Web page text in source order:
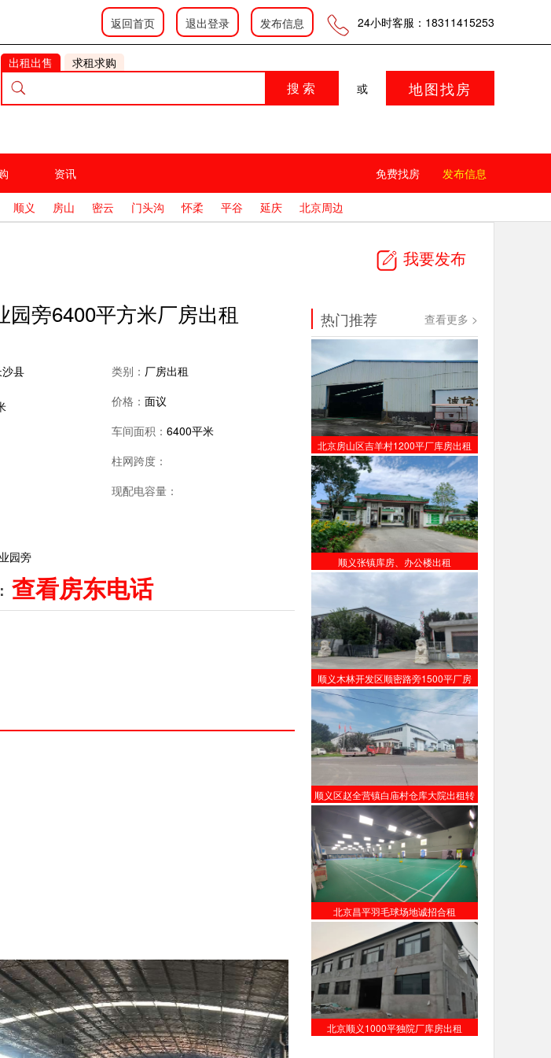
返回首页 退出登录 发布信息 24小时客服：18311415253
登录 | 会员中心 发布信息
出租出售 求租求购
搜 索 或 地图找房
资讯 免费找房 发布信息
顺义 房山 密云 门头沟 怀柔 平谷 延庆 北京周边
我要发布
园旁6400平方米厂房出租
县 类别： 厂房出租
价格： 面议
车间面积： 6400平米
柱网跨度：
现配电容量：
园旁
查看房东电话
热门推荐 查看更多 >
北京房山区吉羊村1200平厂库房出租
顺义张镇库房、办公楼出租
顺义木林开发区顺密路旁1500平厂房
【出租】
顺义区赵全营镇白庙村仓库大院出租转
北京昌平羽毛球场地诚招合租
北京顺义1000平独院厂库房出租